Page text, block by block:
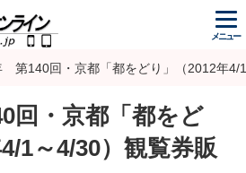
メニュー
第140回・京都「都をどり」（2012年4/
回・京都「都をど
1～4/30）観覧券販